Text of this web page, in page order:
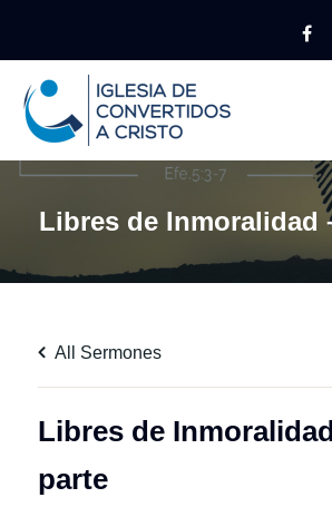
Libres de Inmoralidad
All Sermones
Libres de
parte